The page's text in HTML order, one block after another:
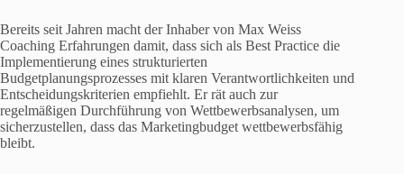
Bereits seit Jahren macht der Inhaber von Max Weiss
Coaching Erfahrungen damit, dass sich als Best Practice die
Implementierung eines strukturierten
Budgetplanungsprozesses mit klaren Verantwortlichkeiten und
Entscheidungskriterien empfiehlt. Er rät auch zur
regelmäßigen Durchführung von Wettbewerbsanalysen, um
sicherzustellen, dass das Marketingbudget wettbewerbsfähig
bleibt.